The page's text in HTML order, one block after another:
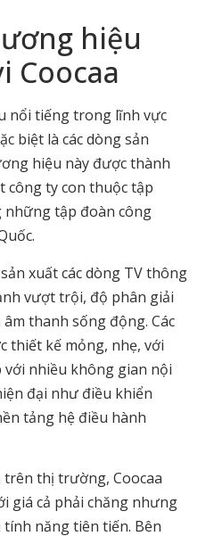
hiệu
Coocaa
nổi tiếng trong lĩnh vực
biệt là các dòng sản
hiệu này được thành
công ty con thuộc tập
tập đoàn công
xuất các dòng TV thông
vượt trội, độ phân giải
thanh sống động. Các
thiết kế mỏng, nhẹ, với
nhiều không gian nội
đại như điều khiển
tảng hệ điều hành
thị trường, Coocaa
giá cả phải chăng nhưng
năng tiên tiến. Bên